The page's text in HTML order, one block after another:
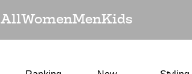
AllWomenMenKids